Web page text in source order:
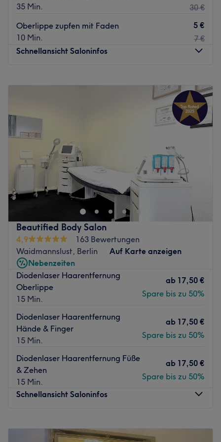
35 Min.
30 €
Oberlippe zupfen mit Faden
10 Min.
5 €
7 €
Schnellansicht Saloninfos
10:00–20:00
10:00 –20:00
10:00–20:00
10:00 –
20:00
Samstag
Sonntag
Geschlossen
In Berlin-Wilmersdorf befindet sich der hochwertige
Kosmetiksalon Image Cosmetic. Hier findet du auf 200
Quadratmetern alles, was das Kosmetik-Herz begehrt.
Buche jetzt deinen Wunschtermin und deine
Wunschbehandlung online auf Treatwell und tu dir und
deinem Körper etwas Gutes!
Bei Image Cosmetics findest du die Expertinnen für
Schönheit, Kosmetik und Körperpflege. Hier kannst du
dich mit einem umfassenden Angebot pflegen und
verschönern lassen. Zu dem großen Angebot gehören
Gesichts-, Hand- und Fußbehandlugen,
dauerhafte Haarentfernung und Waxing, Wimpern- und
Echthaarverlängerungen. Da ist garantiert für jede
Kundin die passende Behandlung mit dabei, sicherlich
auch für dich. Komm vorbei, das Team freut sich schon
auf deinen Besuch!
Zurück zur Salonansicht
Beautified Body Salon
4,9
163 Bewertungen
Waidmannslust, Berlin
Auf Karte anzeigen
Nebenzeiten
Diodenlaser Haarentfernung
Oberlippe
15 Min.
ab 17,50 €
Spare bis zu 50%
Diodenlaser Haarentfernung
Hände & Finger
15 Min.
ab 17,50 €
Spare bis zu 50%
Diodenlaser Haarentfernung Füße
& Zehen
15 Min.
ab 17,50 €
Spare bis zu 50%
Schnellansicht Saloninfos
Dienstag